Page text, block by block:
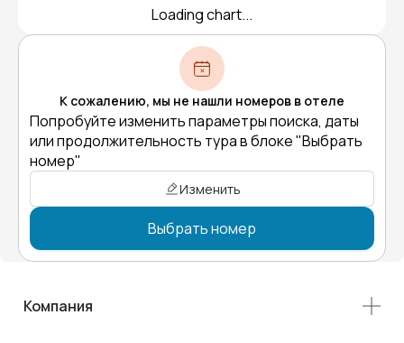
Loading chart...
К сожалению, мы не нашли номеров в отеле
Попробуйте изменить параметры поиска, даты
или продолжительность тура в блоке "Выбрать
номер"
Изменить
Выбрать номер
Компания